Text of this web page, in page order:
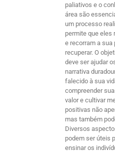
paliativos e o
área são
um processo
permite que eles
e recorram a
recuperar. O
deve ser ajudar
narrativa
falecido à sua
compreender
valor e cultivar
positivas não
mas também
Diversos
podem ser úteis
ensinar os